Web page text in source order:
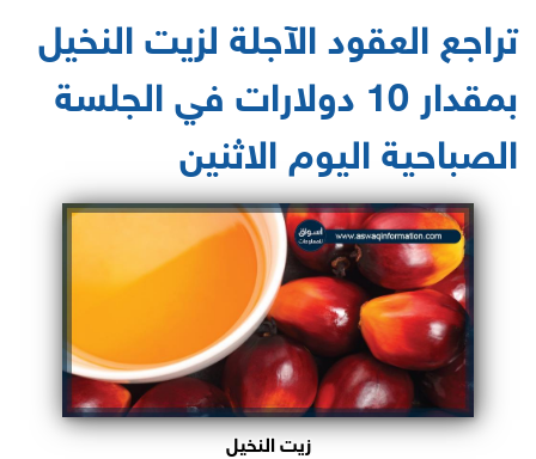
تراجع العقود الآجلة لزيت النخيل
بمقدار 10 دولارات في الجلسة
الصباحية اليوم الاثنين
زيت النخيل